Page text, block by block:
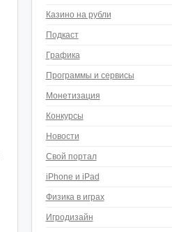
Казино на рубли
Подкаст
Графика
Программы и сервисы
Монетизация
Конкурсы
Новости
Свой портал
iPhone и iPad
Физика в играх
Игродизайн